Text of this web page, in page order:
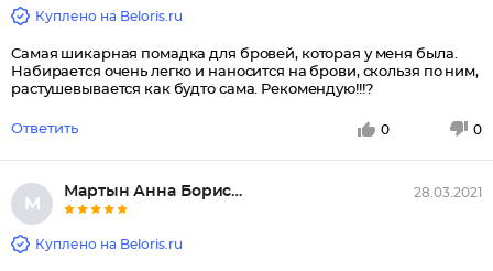
Куплено на Beloris.ru
Самая шикарная помадка для бровей, которая у меня была.
Набирается очень легко и наносится на брови, скользя по ним,
растушевывается как будто сама. Рекомендую!!!?
Ответить 0 0
М
Мартын Анна Борисовна 28.03.2021
Куплено на Beloris.ru